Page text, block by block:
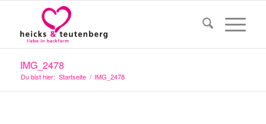
IMG_2478
Du bist hier: Startseite / IMG_2478